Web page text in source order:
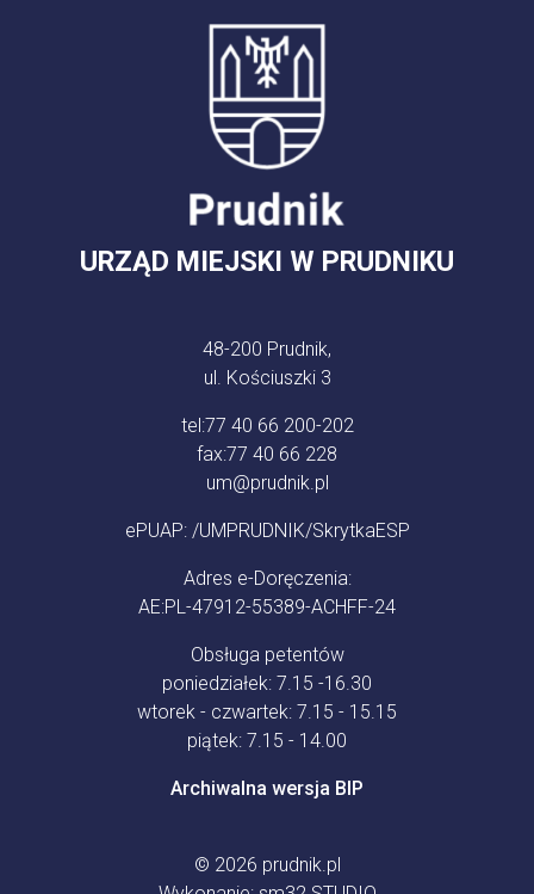
URZĄD MIEJSKI W PRUDNIKU
48-200 Prudnik,
ul. Kościuszki 3
tel:77 40 66 200-202
fax:77 40 66 228
um@prudnik.pl
ePUAP: /UMPRUDNIK/SkrytkaESP
Adres e-Doręczenia:
AE:PL-47912-55389-ACHFF-24
Obsługa petentów
poniedziałek: 7.15 -16.30
wtorek - czwartek: 7.15 - 15.15
piątek: 7.15 - 14.00
Archiwalna wersja BIP
© 2026 prudnik.pl